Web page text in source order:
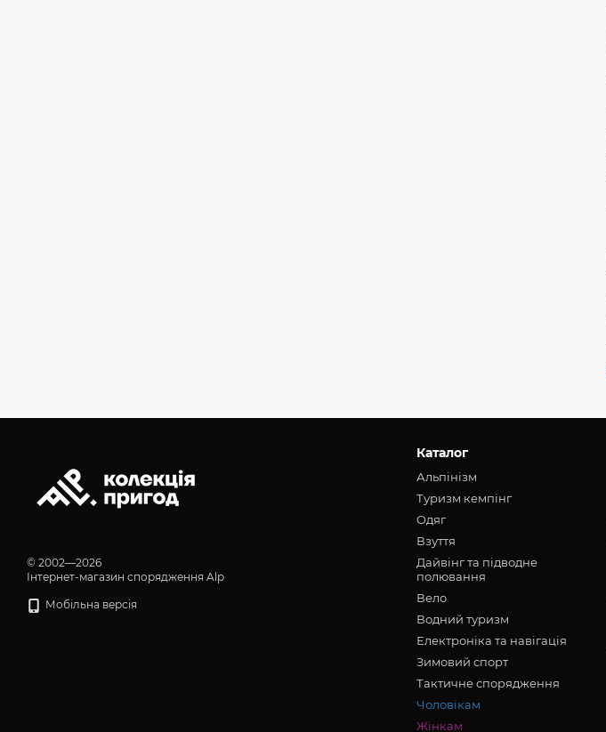
© 2002—2026
Інтернет-магазин спорядження Alp
Мобільна версія
Каталог
Альпінізм
Туризм кемпінг
Oдяг
Взуття
Дайвінг та підводне
полювання
Вело
Водний туризм
Електроніка та навігація
Зимовий спорт
Тактичне спорядження
Чоловікам
Жінкам